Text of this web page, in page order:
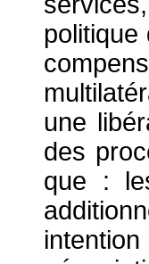
politique
une
des
que :